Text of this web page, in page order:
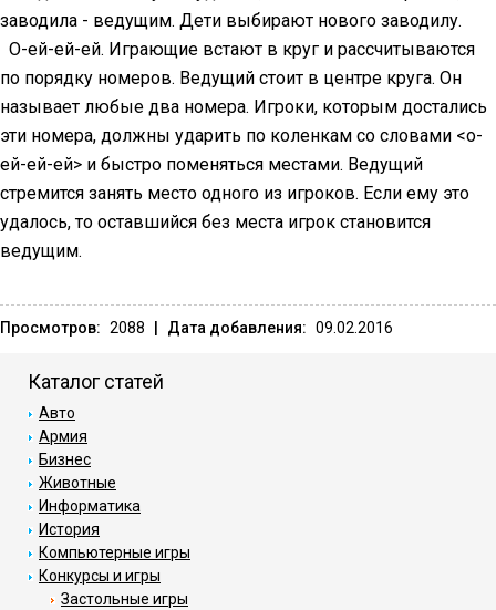
заводила - ведущим. Дети выбирают нового заводилу.
О-ей-ей-ей. Играющие встают в круг и рассчитываются
по порядку номеров. Ведущий стоит в центре круга. Он
называет любые два номера. Игроки, которым достались
эти номера, должны ударить по коленкам со словами <о-
ей-ей-ей> и быстро поменяться местами. Ведущий
стремится занять место одного из игроков. Если ему это
удалось, то оставшийся без места игрок становится
ведущим.
Просмотров: 2088 Дата добавления: 09.02.2016
Каталог статей
Авто
Армия
Бизнес
Животные
Информатика
История
Компьютерные игры
Конкурсы и игры
Застольные игры